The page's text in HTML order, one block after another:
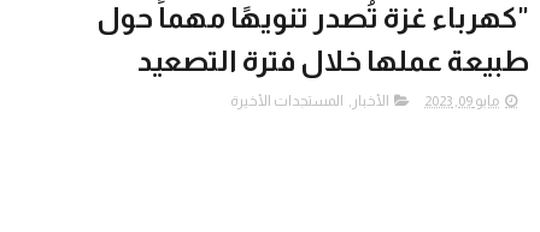
"كهرباء غزة تُصدر تنويهًا مهماً حول
طبيعة عملها خلال فترة التصعيد
مايو 09, 2023 الأخبار , المستجدات الأخيرة